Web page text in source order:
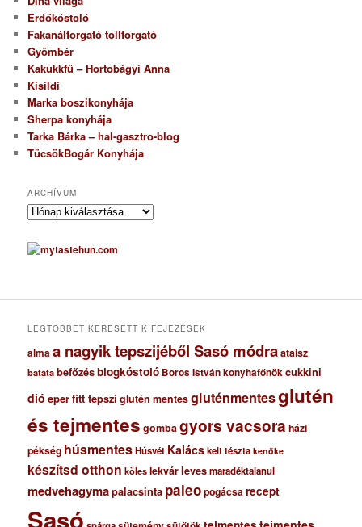
Erdőkóstoló
Fakanálforgató tollforgató
Gyömbér
Kakukkfű – Hortobágyi Anna
Kisildi
Marka boszikonyhája
Sherpa konyhája
Tarka Bárka – hal-gasztro-blog
TücsökBogár Konyhája
ARCHÍVUM
A
c
h
u
LEGTÖBBET KERESETT KIFEJEZÉSEK
almaa nagyik tepszijéből Sasó módraataisz
batáta befőzésblogkóstoló Boros István konyhafőnökcukkini
dió eperfitt tepszi glutén mentesgluténmentesglutén
és tejmentes gombagyors vacsora házi
pékség húsmentesHúsvét Kalácskelt tészta kenőke
készítsd otthon köles lekvárlevesmaradéktalanul
medvehagymapalacsinta paleopogácsarecept
Sasó